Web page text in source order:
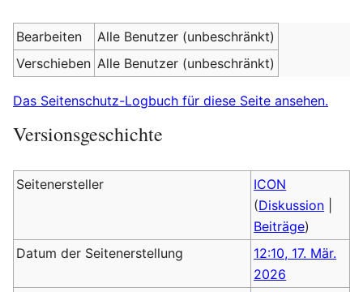
Bearbeiten
Alle Benutzer (unbeschränkt)
Verschieben Alle Benutzer (unbeschränkt)
Das Seitenschutz-Logbuch für diese Seite ansehen.
Versionsgeschichte
Seitenersteller
ICON
(Diskussion
Beiträge)
Datum der Seitenerstellung
12:10, 17. Mär.
2026